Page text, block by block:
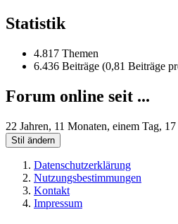
Statistik
4.817 Themen
6.436 Beiträge (0,81 Beiträge
Forum online seit ...
22 Jahren, 11 Monaten, einem Tag,
Stil ändern
Datenschutzerklärung
Nutzungsbestimmungen
Kontakt
Impressum